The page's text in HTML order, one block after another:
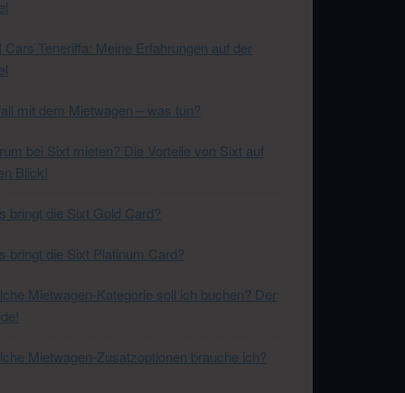
Cars Teneriffa: Meine Erfahrungen auf der
mit dem Mietwagen – was tun?
bei Sixt mieten? Die Vorteile von Sixt auf
Blick!
bringt die Sixt Gold Card?
bringt die Sixt Platinum Card?
Mietwagen-Kategorie soll ich buchen? Der
Mietwagen-Zusatzoptionen brauche ich?